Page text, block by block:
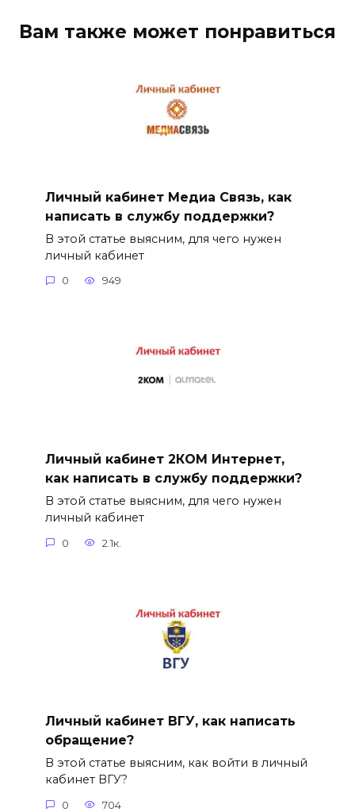
Вам также может понравиться
Личный кабинет Медиа Связь, как
написать в службу поддержки?
В этой статье выясним, для чего нужен
личный кабинет
0 949
Личный кабинет 2КОМ Интернет,
как написать в службу поддержки?
В этой статье выясним, для чего нужен
личный кабинет
0 2.1к.
Личный кабинет ВГУ, как написать
обращение?
В этой статье выясним, как войти в личный
кабинет ВГУ?
0 704